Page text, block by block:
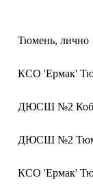
Тюмень, лично
КСО 'Ермак'
ДЮСШ №2
ДЮСШ №2
КСО 'Ермак'